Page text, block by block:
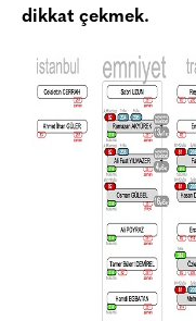
dikkat çekmek.